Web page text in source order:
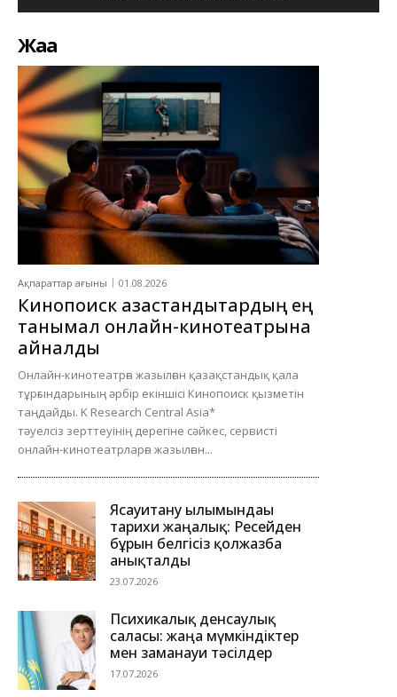
Жаңа
Ақпараттар ағыны 01.08.2026
Кинопоиск қазақстандықтардың ең
танымал онлайн-кинотеатрына
айналды
Онлайн-кинотеатрға жазылған қазақстандық қала
тұрғындарының әрбір екіншісі Кинопоиск қызметін
таңдайды. K Research Central Asia*
тәуелсіз зерттеуінің дерегіне сәйкес, сервисті
онлайн-кинотеатрларға жазылған...
Ясауитану ғылымындағы
тарихи жаңалық: Ресейден
бұрын белгісіз қолжазба
анықталды
23.07.2026
Психикалық денсаулық
саласы: жаңа мүмкіндіктер
мен заманауи тәсілдер
17.07.2026